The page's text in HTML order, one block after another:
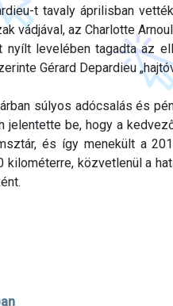
t tavaly áprilisban
vádjával, az Charlotte
nyílt levelében tagadta az
Gérard Depardieu
súlyos adócsalás és
jelentette be, hogy a
és így menekült a
közvetlenül a